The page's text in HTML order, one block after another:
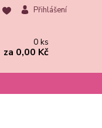
Přihlášení
0ks
za 0,00 Kč